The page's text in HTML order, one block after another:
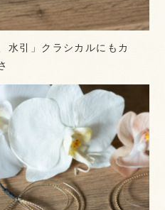
水引」クラシカルにもカ